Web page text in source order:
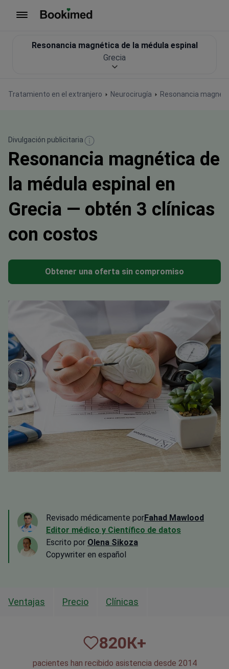
Tratamiento en el extranjero Neurocirugía Resonancia
Resonancia magnética de la médula espinal
Grecia
Divulgación publicitaria
Resonancia magnética de
la médula espinal en
Grecia — obtén 3 clínicas
con costos
Obtener una oferta sin compromiso
Revisado médicamente porFahad Mawlood
Editor médico y Científico de datos
Escrito por Olena Sikoza
Сopywriter en español
Ventajas Precio Clínicas
820К+
pacientes han recibido asistencia desde 2014